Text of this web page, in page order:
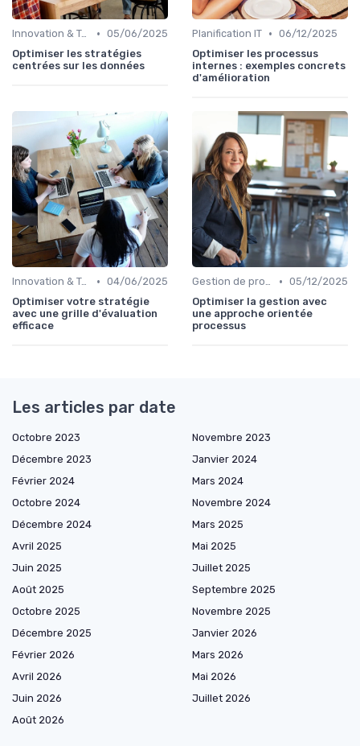
Innovation & Tendances • 05/06/2025
Optimiser les stratégies
centrées sur les données
Planification IT • 06/12/2025
Optimiser les processus
internes : exemples concrets
d'amélioration
Innovation & Tendances • 04/06/2025
Optimiser votre stratégie
avec une grille d'évaluation
efficace
Gestion de projets • 05/12/2025
Optimiser la gestion avec
une approche orientée
processus
Les articles par date
Octobre 2023
Novembre 2023
Décembre 2023
Janvier 2024
Février 2024
Mars 2024
Octobre 2024
Novembre 2024
Décembre 2024
Mars 2025
Avril 2025
Mai 2025
Juin 2025
Juillet 2025
Août 2025
Septembre 2025
Octobre 2025
Novembre 2025
Décembre 2025
Janvier 2026
Février 2026
Mars 2026
Avril 2026
Mai 2026
Juin 2026
Juillet 2026
Août 2026